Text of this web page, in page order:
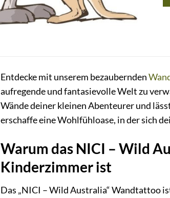
Entdecke mit unserem bezaubernden
aufregende und fantasievolle Welt zu
Wände deiner kleinen Abenteurer und
erschaffe eine Wohlfühloase, in der sich
Warum das NICI – Wild
Kinderzimmer ist
Das „NICI – Wild Australia“ Wandtattoo